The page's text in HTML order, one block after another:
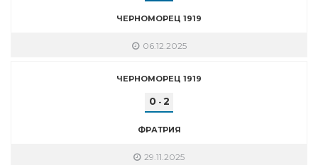
ЧЕРНОМОРЕЦ 1919
06.12.2025
ЧЕРНОМОРЕЦ 1919
0- 2
ФРАТРИЯ
29.11.2025